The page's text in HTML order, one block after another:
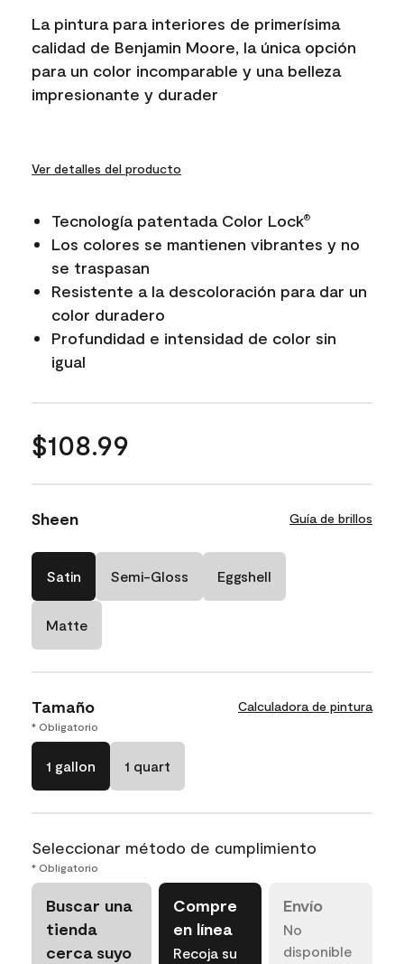
link.
La pintura para interiores de primerísima
calidad de Benjamin Moore, la única opción
para un color incomparable y una belleza
impresionante y durader
Ver detalles del producto
Tecnología patentada Color Lock®
Los colores se mantienen vibrantes y no
se traspasan
Resistente a la descoloración para dar un
color duradero
Profundidad e intensidad de color sin
igual
$108.99
Sheen Guía de brillos
Satin Semi-Gloss Eggshell
Matte
Tamaño Calculadora de pintura
* Obligatorio
1 gallon 1 quart
Seleccionar método de cumplimiento
* Obligatorio
Buscar una
tienda
cerca suyo
Compre
en línea
Recoja su
Envío
No
disponible